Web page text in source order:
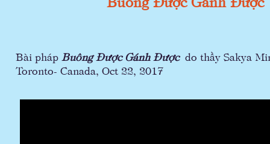
Bài pháp Buông Được Gánh Đượcdo thầy Sakya
Toronto- Canada, Oct 22, 2017